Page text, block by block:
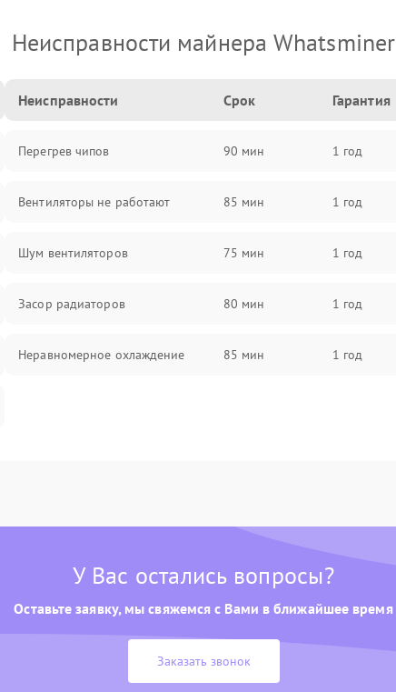
Неисправности майнера Whatsminer
Неисправности Срок Гарантия
Перегрев чипов 90 мин 1 год
Вентиляторы не работают 85 мин 1 год
Шум вентиляторов 75 мин 1 год
Засор радиаторов 80 мин 1 год
Неравномерное охлаждение 85 мин 1 год
У Вас остались вопросы?
Оставьте заявку, мы свяжемся с Вами в ближайшее время
Заказать звонок